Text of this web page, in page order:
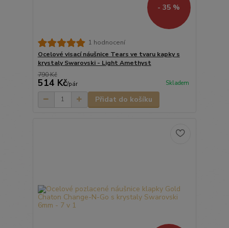
- 35 %
1 hodnocení
Ocelové visací náušnice Tears ve tvaru kapky s
krystaly Swarovski - Light Amethyst
790 Kč
514 Kč/pár Skladem
Přidat do košíku